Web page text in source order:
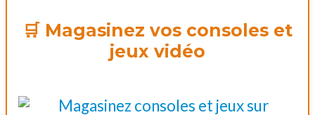
🛒 Magasinez vos consoles et
jeux vidéo